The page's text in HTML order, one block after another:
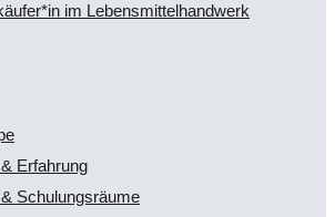
im Lebensmittelhandwerk
Erfahrung
Schulungsräume